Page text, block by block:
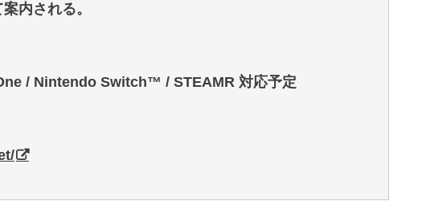
内される。
/ Nintendo Switch™ / STEAMR 対応予定